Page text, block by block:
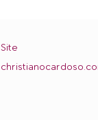
Site